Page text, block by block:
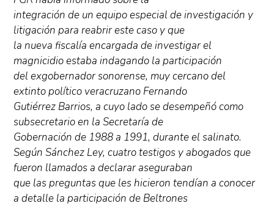
integración de un equipo especial de investigación y
litigación para reabrir este caso y que
la nueva fiscalía encargada de investigar el
magnicidio estaba indagando la participación
del exgobernador sonorense, muy cercano del
extinto político veracruzano Fernando
Gutiérrez Barrios, a cuyo lado se desempeñó como
subsecretario en la Secretaría de
Gobernación de 1988 a 1991, durante el salinato.
Según Sánchez Ley, cuatro testigos y abogados que
fueron llamados a declarar aseguraban
que las preguntas que les hicieron tendían a conocer
a detalle la participación de Beltrones